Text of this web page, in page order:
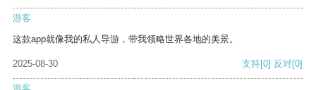
游客
这款app就像我的私人导游，带我领略世界各地的美景。
2025-08-30 支持[0] 反对[0]